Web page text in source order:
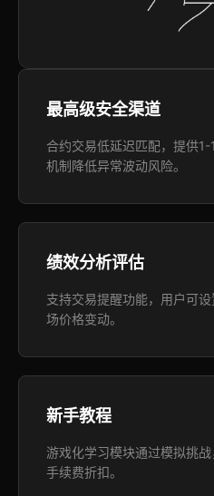
最高级安全渠道
合约交易低延迟匹配，提供
机制降低异常波动风险。
绩效分析评估
支持交易提醒功能，用户可
场价格变动。
新手教程
游戏化学习模块通过模拟挑
手续费折扣。